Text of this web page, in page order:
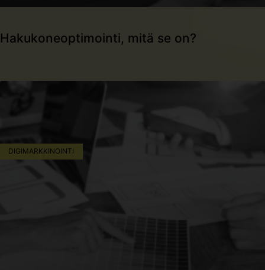
Hakukoneoptimointi, mitä se on?
DIGIMARKKINOINTI